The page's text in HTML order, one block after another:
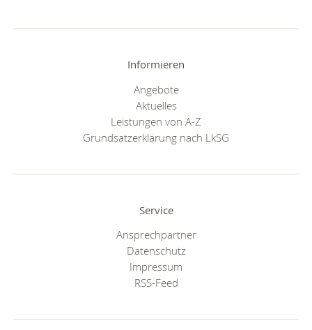
Informieren
Angebote
Aktuelles
Leistungen von A-Z
Grundsatzerklärung nach LkSG
Service
Ansprechpartner
Datenschutz
Impressum
RSS-Feed